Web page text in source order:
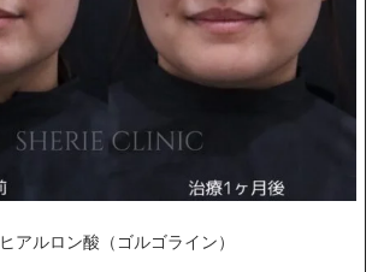
ヒアルロン酸（ゴルゴライン）